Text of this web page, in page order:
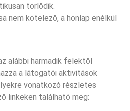
törlődik.
nem kötelező, a honlap enélkül
alábbi harmadik felektől
a látogatói aktivitások
vonatkozó részletes
linkeken található meg: